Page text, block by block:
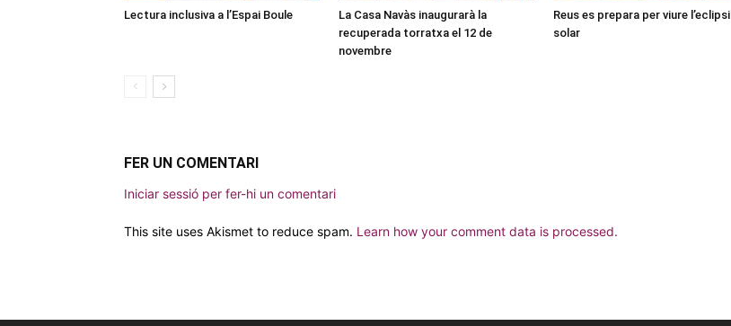
Lectura inclusiva a l’Espai Boule
La Casa Navàs inaugurarà la
recuperada torratxa el 12 de
novembre
Reus es prepara per viure l’eclipsi
solar
FER UN COMENTARI
Iniciar sessió per fer-hi un comentari
This site uses Akismet to reduce spam. Learn how your comment data is processed.